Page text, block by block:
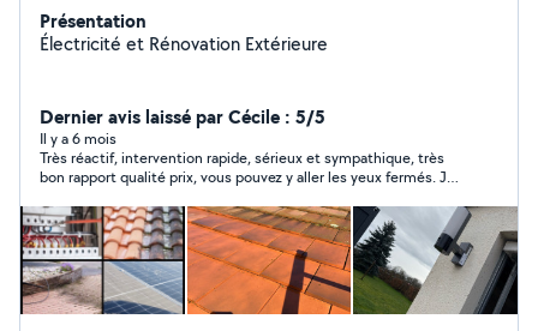
Présentation
Électricité et Rénovation Extérieure
Dernier avis laissé par Cécile : 5/5
Il y a 6 mois
Très réactif, intervention rapide, sérieux et sympathique, très
bon rapport qualité prix, vous pouvez y aller les yeux fermés. Je